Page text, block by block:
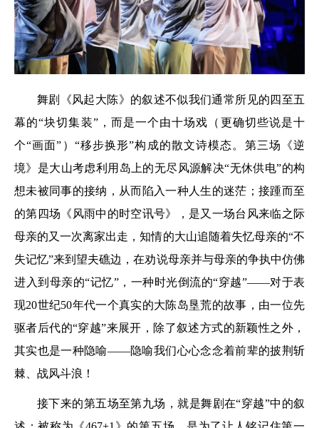
舞剧《风起大陈》的叙述不似我们通常所见的四至五
幕的“块切集装”，而是一个由十场戏（更确切些说是十
个“画面”）“移步换形”构成的散文诗模态。第三场《逆
境》是大山考虑利用岛上的无尽风源解决“无休供电”的构
想未被同事的接纳，从而陷入一种人生的迷茫；接踵而至
的第四场《风雨中的时空讯号》，是又一场台风来临之际
母亲的又一次离家出走，知情的大山追随着失忆母亲的“不
失记忆”来到望夫礁边，在劝说母亲并与母亲的争执中仿佛
进入到母亲的“记忆”，一种时光倒流的“穿越”——对于表
现20世纪50年代一个真实的大陈岛垦荒的故事，由一位先
驱者后代的“穿越”来展开，除了叙述方式的新颖性之外，
其实也是一种隐喻——隐喻我们心心念念着前辈的披荆斩
棘、战风斗浪！
接下来的第五场至第九场，就是舞剧在“穿越”中的叙